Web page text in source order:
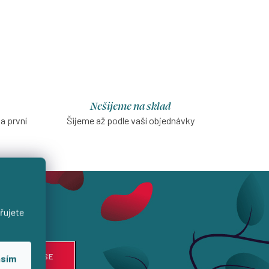
první
Nešijeme na sklad
Šijeme až podle vaší objednávky
PŘIHLÁSIT SE